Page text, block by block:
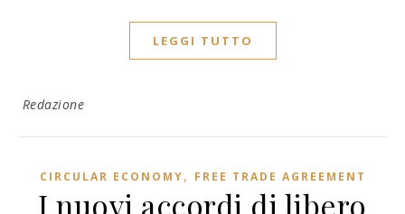
LEGGI TUTTO
Redazione
CIRCULAR ECONOMY, FREE TRADE AGREEMENT
I nuovi accordi di libero